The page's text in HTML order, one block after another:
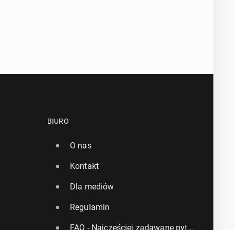
BIURO
O nas
Kontakt
Dla mediów
Regulamin
FAQ - Najczęściej zadawane pytania